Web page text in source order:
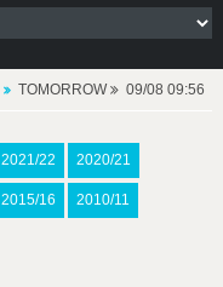
TOMORROW 09/08 09:56
2021/22 2020/21
2015/16 2010/11